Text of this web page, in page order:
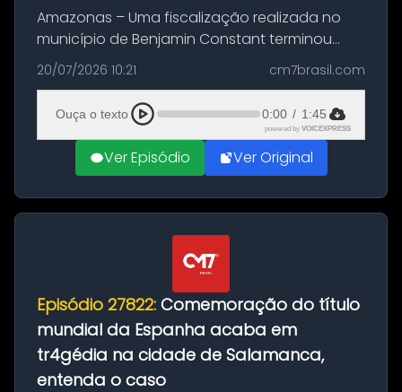
Amazonas – Uma fiscalização realizada no
município de Benjamin Constant terminou
com a apreensão de aproximadamente 115
quilos de entorpecentes em uma
embarcação atracada no porto da cidade. O
materia...
20/07/2026 10:21 cm7brasil.com
Ouça o texto 0:00 / 1:45
powered by VOICEXPRESS
Ver Episódio Ver Original
Episódio 27822: Comemoração do título
mundial da Espanha acaba em
tr4gédia na cidade de Salamanca,
entenda o caso